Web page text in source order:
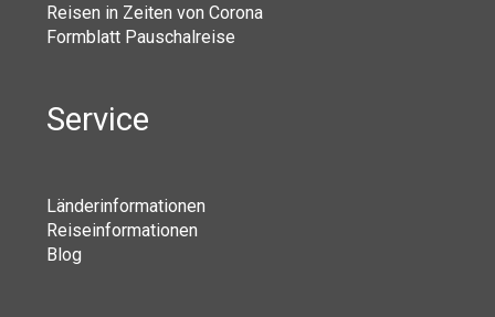
Reisen in Zeiten von Corona
Formblatt Pauschalreise
Service
Länderinformationen
Reiseinformationen
Blog